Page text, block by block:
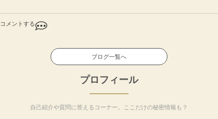
コメントする
ブログ一覧へ
プロフィール
自己紹介や質問に答えるコーナー。ここだけの秘密情報も？